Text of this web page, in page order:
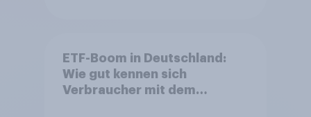
ETF-Boom in Deutschland:
Wie gut kennen sich
Verbraucher mit dem